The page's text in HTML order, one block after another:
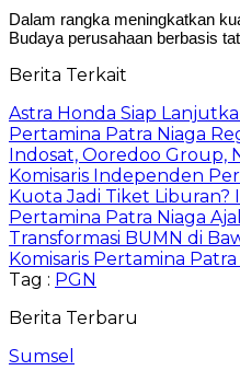
Dalam rangka meningkatkan
Budaya perusahaan berbasis
Berita Terkait
Astra Honda Siap
Pertamina Patra Niaga
Indosat, Ooredoo Group,
Komisaris Independen
Kuota Jadi Tiket Liburan?
Pertamina Patra Niaga
Transformasi BUMN di
Komisaris Pertamina
Tag : PGN
Berita Terbaru
Sumsel